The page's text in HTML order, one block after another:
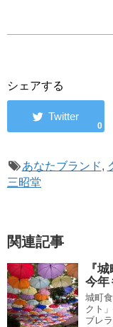
シェアする
0
あなたブランド,
三昭堂
関連記事
『
今年
城町
クト
ブレ